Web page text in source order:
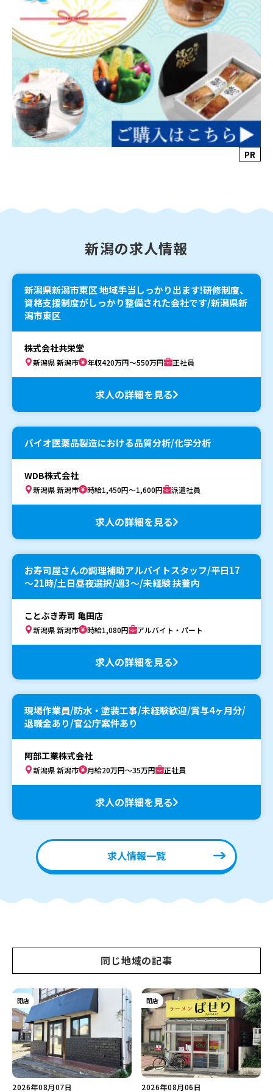
PR
新潟の求人情報
新潟県新潟市東区 地域手当しっかり出ます!研修制度、
資格支援制度がしっかり整備された会社です/新潟県新
潟市東区
株式会社共栄堂
新潟県 新潟市 年収420万円～550万円 正社員
求人の詳細を見る
バイオ医薬品製造における品質分析/化学分析
WDB株式会社
新潟県 新潟市 時給1,450円～1,600円 派遣社員
求人の詳細を見る
お寿司屋さんの調理補助アルバイトスタッフ/平日17
～21時/土日昼夜選択/週3～/未経験 扶養内
ことぶき寿司 亀田店
新潟県 新潟市 時給1,080円 アルバイト・パート
求人の詳細を見る
現場作業員/防水・塗装工事/未経験歓迎/賞与4ヶ月分/
退職金あり/官公庁案件あり
阿部工業株式会社
新潟県 新潟市 月給20万円～35万円 正社員
求人の詳細を見る
求人情報一覧
同じ地域の記事
開店
2026年08月07日
閉店
2026年08月06日